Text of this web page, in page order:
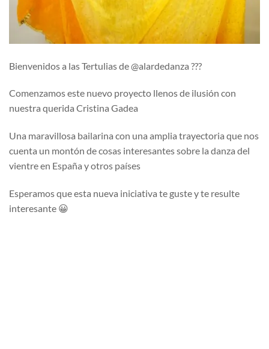
Bienvenidos a las Tertulias de @alardedanza ???
Comenzamos este nuevo proyecto llenos de ilusión con
nuestra querida Cristina Gadea
Una maravillosa bailarina con una amplia trayectoria que nos
cuenta un montón de cosas interesantes sobre la danza del
vientre en España y otros países
Esperamos que esta nueva iniciativa te guste y te resulte
interesante 😀